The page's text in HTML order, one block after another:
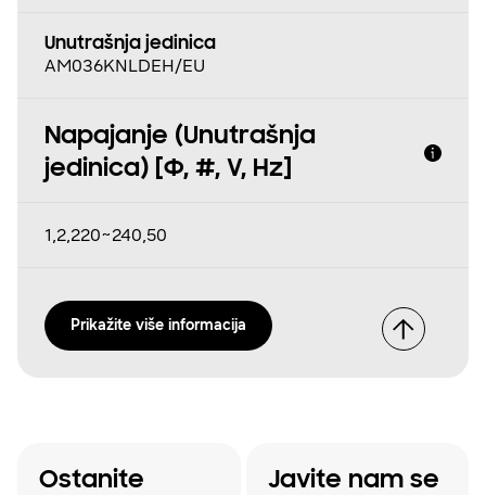
Unutrašnja jedinica
AM036KNLDEH/EU
Napajanje (Unutrašnja
jedinica) [Φ, #, V, Hz]
1,2,220~240,50
Prikažite više informacija
Ostanite
Javite nam se